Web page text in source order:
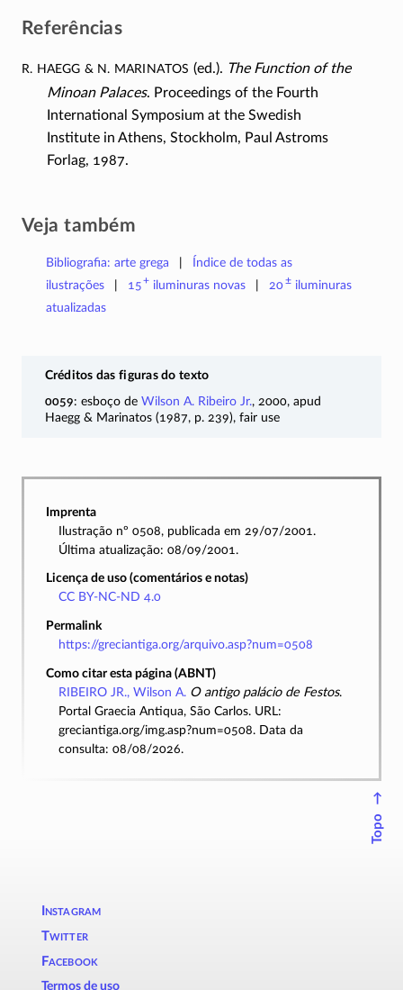
Referências
R. Haegg & N. Marinatos (ed.). The Function of the
Minoan Palaces. Proceedings of the Fourth
International Symposium at the Swedish
Institute in Athens, Stockholm, Paul Astroms
Forlag, 1987.
Veja também
Bibliografia: arte grega
Índice de todas as
ilustrações
15+ iluminuras novas 20±iluminuras
atualizadas
Créditos das figuras do texto
0059: esboço de Wilson A. Ribeiro Jr., 2000, apud
Haegg & Marinatos (1987, p. 239), fair use
Imprenta
Ilustração nº 0508, publicada em 29/07/2001.
Última atualização: 08/09/2001.
Licença de uso (comentários e notas)
CC BY-NC-ND 4.0
Permalink
https://greciantiga.org/arquivo.asp?num=0508
Como citar esta página (ABNT)
RIBEIRO JR., Wilson A. O antigo palácio de Festos.
Portal Graecia Antiqua, São Carlos. URL:
greciantiga.org/img.asp?num=0508. Data da
consulta: 08/08/2026.
↑
Topo
Instagram
Twitter
Facebook
Termos de uso